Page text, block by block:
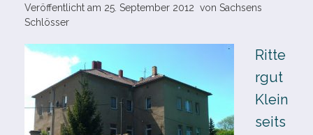
Veröffentlicht am 25. September 2012 von Sachsens
Schlösser
Ritte
rgut
Klein
seits